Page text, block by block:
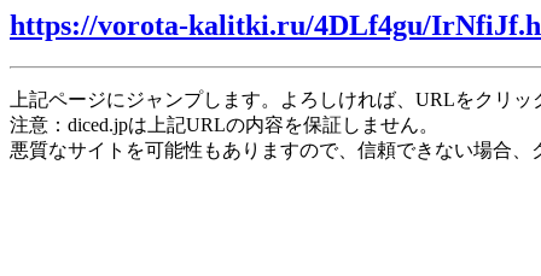
https://vorota-kalitki.ru/4DLf4gu/
上記ページにジャンプします。よろしければ、URLをクリ
注意：diced.jpは上記URLの内容を保証しません。
悪質なサイトを可能性もありますので、信頼できない場合、